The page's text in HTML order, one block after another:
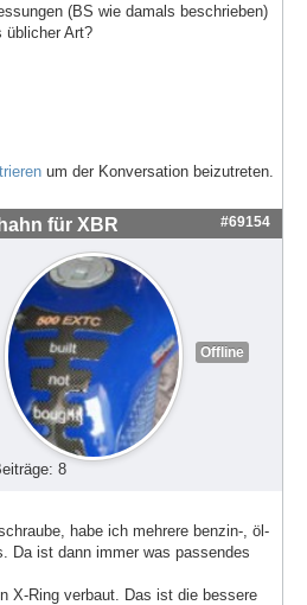
(BS wie damals beschrieben)
üblicher Art?
um der Konversation beizutreten.
für XBR #69154
Offline
8
habe ich mehrere benzin-, öl-
Da ist dann immer was passendes
X-Ring verbaut. Das ist die bessere